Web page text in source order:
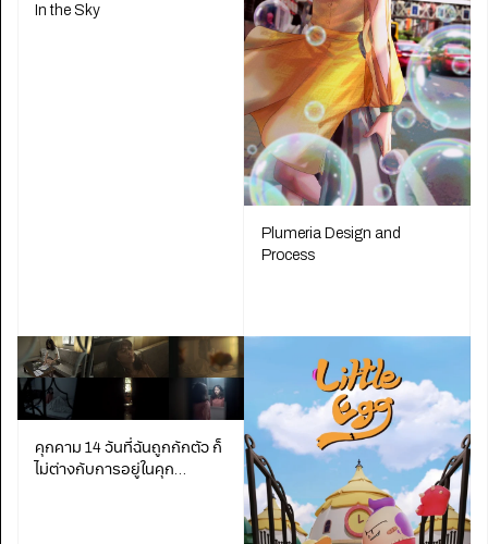
In the Sky
Plumeria Design and
Process
คุกคาม 14 วันที่ฉันถูกกักตัว ก็
ไม่ต่างกับการอยู่ในคุก…